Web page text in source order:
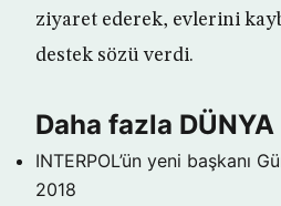
ziyaret ederek, evlerini
destek sözü verdi.
Daha fazla DÜNYA
INTERPOL’ün yeni başkanı
2018